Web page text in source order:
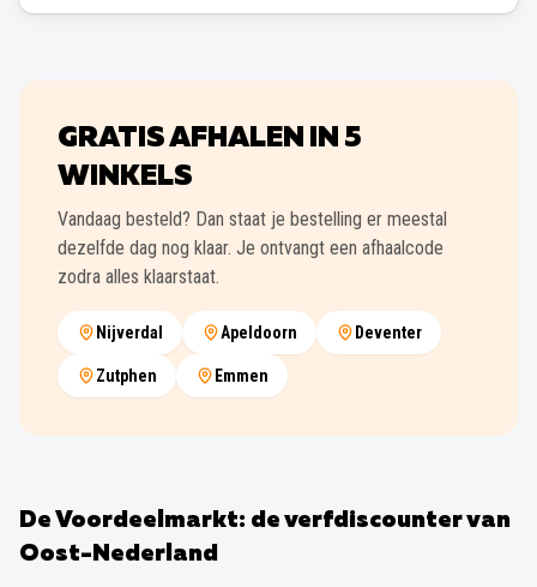
GRATIS AFHALEN IN 5
WINKELS
Vandaag besteld? Dan staat je bestelling er meestal
dezelfde dag nog klaar. Je ontvangt een afhaalcode
zodra alles klaarstaat.
Nijverdal Apeldoorn Deventer
Zutphen Emmen
De Voordeelmarkt: de verfdiscounter van
Oost-Nederland